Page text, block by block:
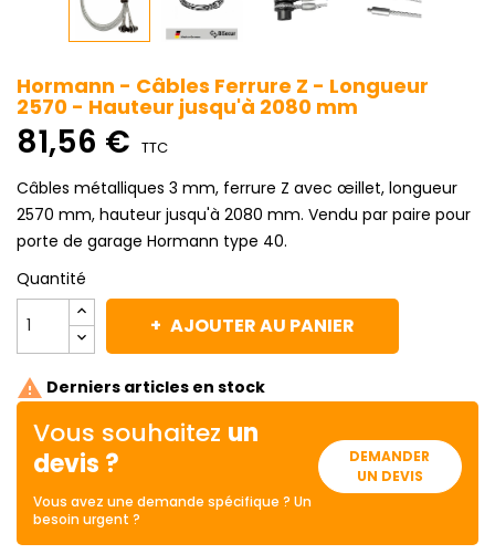
Hormann - Câbles Ferrure Z - Longueur
2570 - Hauteur jusqu'à 2080 mm
81,56 € TTC
Câbles métalliques 3 mm, ferrure Z avec œillet, longueur
2570 mm, hauteur jusqu'à 2080 mm. Vendu par paire pour
porte de garage Hormann type 40.
Quantité
AJOUTER AU PANIER
 Derniers articles en stock
Vous souhaitez un
devis ?
Vous avez une demande spécifique ? Un
besoin urgent ?
DEMANDER
UN DEVIS